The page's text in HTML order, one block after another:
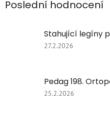
Poslední hodnocení
Hodnocení
z
5
27.2.2026
Hodnocení
25.2.2026